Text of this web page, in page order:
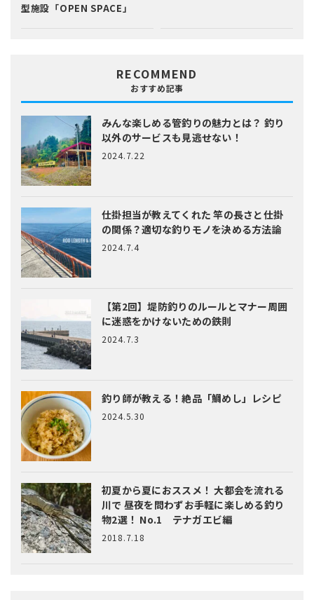
型施設「OPEN SPACE」
RECOMMEND
おすすめ記事
みんな楽しめる管釣りの魅力とは？ 釣り
以外のサービスも見逃せない！
2024.7.22
仕掛担当が教えてくれた竿の長さと仕掛
の関係？適切な釣りモノを決める方法論
2024.7.4
【第2回】堤防釣りのルールとマナー周囲
に迷惑をかけないための鉄則
2024.7.3
釣り師が教える！絶品「鯛めし」レシピ
2024.5.30
初夏から夏におススメ！ 大都会を流れる
川で 昼夜を問わずお手軽に楽しめる釣り
物2選！ No.1 テナガエビ編
2018.7.18